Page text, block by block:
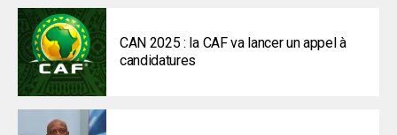
CAN 2025 : la CAF va lancer un appel à
candidatures